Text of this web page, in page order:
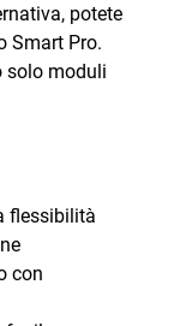
potete
Smart Pro.
solo moduli
flessibilità
con